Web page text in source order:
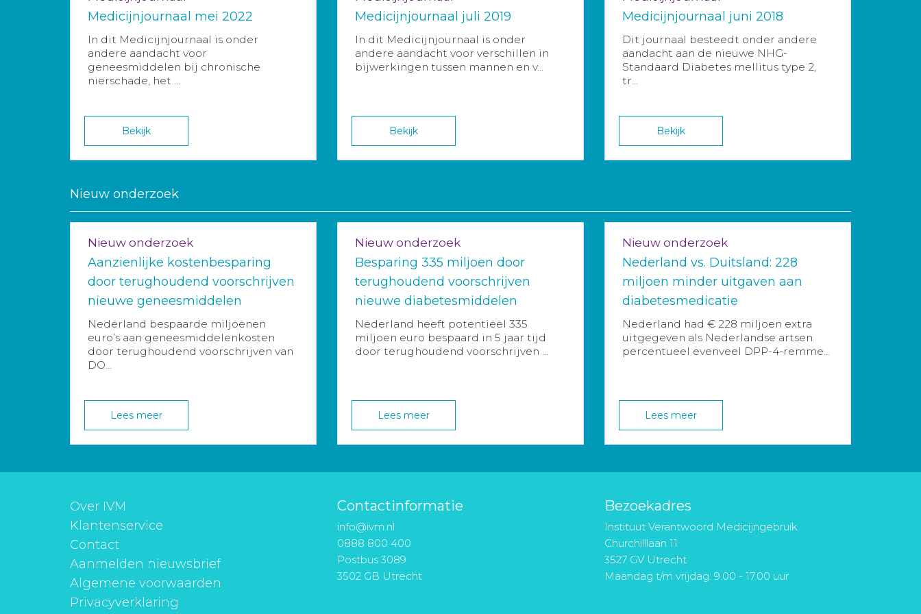
Medicijnjournaal mei 2022
In dit Medicijnjournaal is onder
andere aandacht voor
geneesmiddelen bij chronische
nierschade, het ...
Bekijk
Medicijnjournaal juli 2019
In dit Medicijnjournaal is onder
andere aandacht voor verschillen in
bijwerkingen tussen mannen en v...
Bekijk
Medicijnjournaal juni 2018
Dit journaal besteedt onder andere
aandacht aan de nieuwe NHG-
Standaard Diabetes mellitus type 2,
tr...
Bekijk
Nieuw onderzoek
Nieuw onderzoek
Aanzienlijke kostenbesparing
door terughoudend voorschrijven
nieuwe geneesmiddelen
Nederland bespaarde miljoenen
euro’s aan geneesmiddelenkosten
door terughoudend voorschrijven van
DO...
Lees meer
Nieuw onderzoek
Besparing 335 miljoen door
terughoudend voorschrijven
nieuwe diabetesmiddelen
Nederland heeft potentieel 335
miljoen euro bespaard in 5 jaar tijd
door terughoudend voorschrijven ...
Lees meer
Nieuw onderzoek
Nederland vs. Duitsland: 228
miljoen minder uitgaven aan
diabetesmedicatie
Nederland had € 228 miljoen extra
uitgegeven als Nederlandse artsen
percentueel evenveel DPP-4-remme...
Lees meer
Over IVM
Klantenservice
Contact
Aanmelden nieuwsbrief
Algemene voorwaarden
Privacyverklaring
Contactinformatie
info@ivm.nl
0888 800 400
Postbus 3089
3502 GB Utrecht
Bezoekadres
Instituut Verantwoord Medicijngebruik
Churchilllaan 11
3527 GV Utrecht
Maandag t/m vrijdag: 9.00 - 17.00 uur